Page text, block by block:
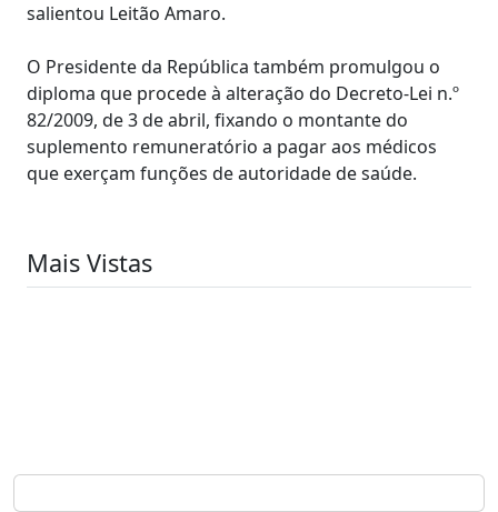
salientou Leitão Amaro.
O Presidente da República também promulgou o
diploma que procede à alteração do Decreto-Lei n.º
82/2009, de 3 de abril, fixando o montante do
suplemento remuneratório a pagar aos médicos
que exerçam funções de autoridade de saúde.
Mais Vistas